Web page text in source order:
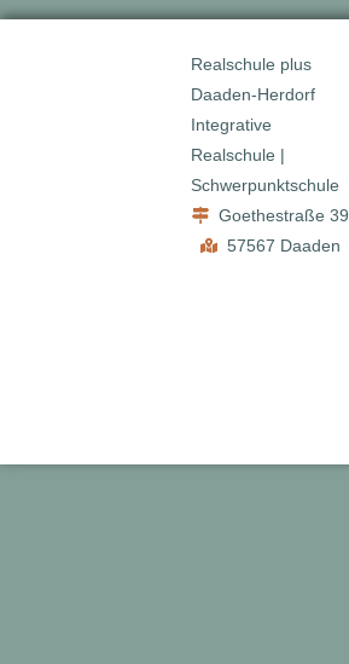
Realschule plus
Daaden-Herdorf
Integrative
Realschule |
Schwerpunktschule
Goethestraße 39
57567 Daaden